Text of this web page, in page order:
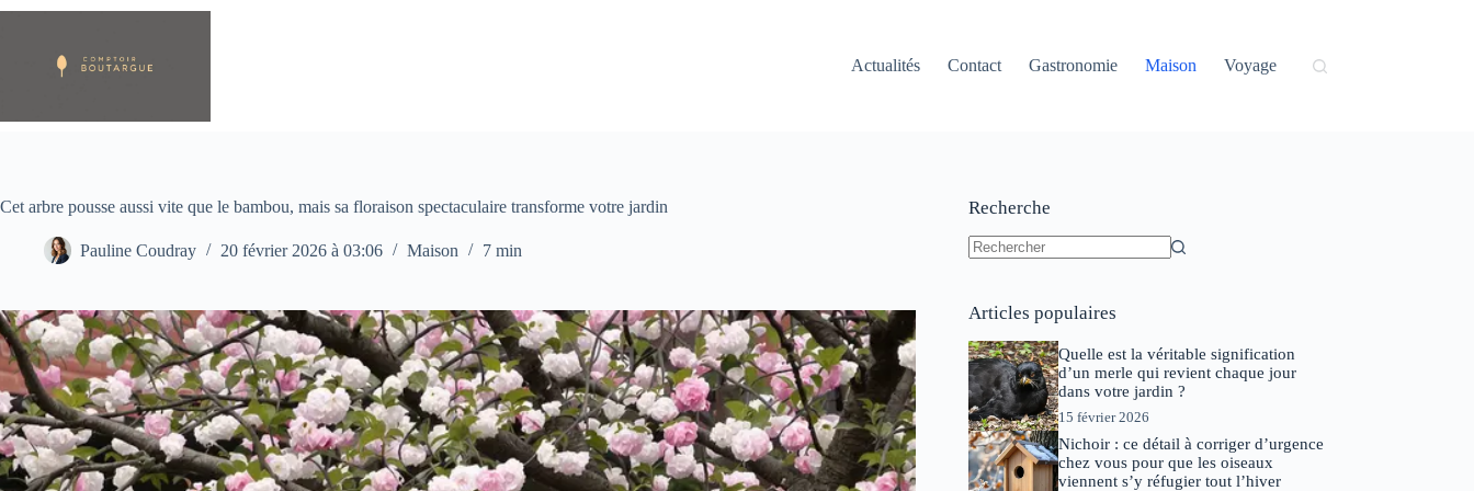
Passer
Actualités
Contact Gastronomie Maison Voyage
Cet arbre pousse aussi vite que le bambou, mais sa floraison spectaculaire transforme votre jardin
Pauline Coudray 20 février 2026 à 03:06 Maison 7 min
Recherche
Articles populaires
Quelle est la véritable signification
d’un merle qui revient chaque jour
dans votre jardin ?
15 février 2026
Nichoir : ce détail à corriger d’urgence
chez vous pour que les oiseaux
viennent s’y réfugier tout l’hiver